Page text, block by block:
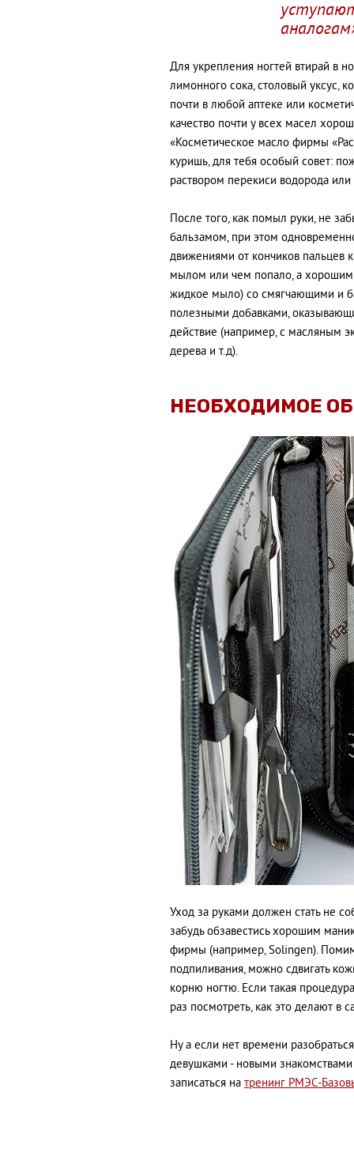
Для укрепления ногтей втирай в
лимонного сока, столовый уксус,
почти в любой аптеке или
качество почти у всех масел
«Косметическое масло фирмы
куришь, для тебя особый совет:
раствором перекиси водорода
После того, как помыл руки, не
бальзамом, при этом
движениями от кончиков пальцев
мылом или чем попало, а хорошим
жидкое мыло) со смягчающими и
полезными добавками,
действие (например, с масляным
дерева и т.д).
НЕОБХОДИМОЕ
Уход за руками должен стать не
забудь обзавестись хорошим
фирмы (например, Solingen).
подпиливания, можно сдвигать
корню ногтю. Если такая
раз посмотреть, как это делают в
Ну а если нет времени
девушками - новыми
записаться на тренинг РМЭС-